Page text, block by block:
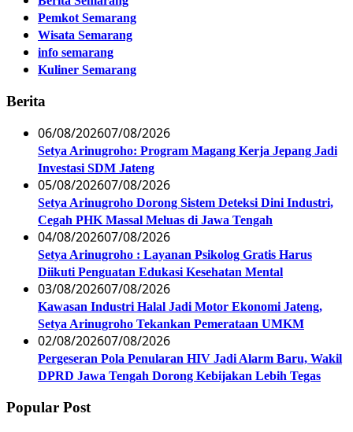
Pemkot Semarang
Wisata Semarang
info semarang
Kuliner Semarang
Berita
06/08/202607/08/2026
Setya Arinugroho: Program Magang Kerja Jepang Jadi
Investasi SDM Jateng
05/08/202607/08/2026
Setya Arinugroho Dorong Sistem Deteksi Dini Industri,
Cegah PHK Massal Meluas di Jawa Tengah
04/08/202607/08/2026
Setya Arinugroho : Layanan Psikolog Gratis Harus
Diikuti Penguatan Edukasi Kesehatan Mental
03/08/202607/08/2026
Kawasan Industri Halal Jadi Motor Ekonomi Jateng,
Setya Arinugroho Tekankan Pemerataan UMKM
02/08/202607/08/2026
Pergeseran Pola Penularan HIV Jadi Alarm Baru, Wakil
DPRD Jawa Tengah Dorong Kebijakan Lebih Tegas
Popular Post